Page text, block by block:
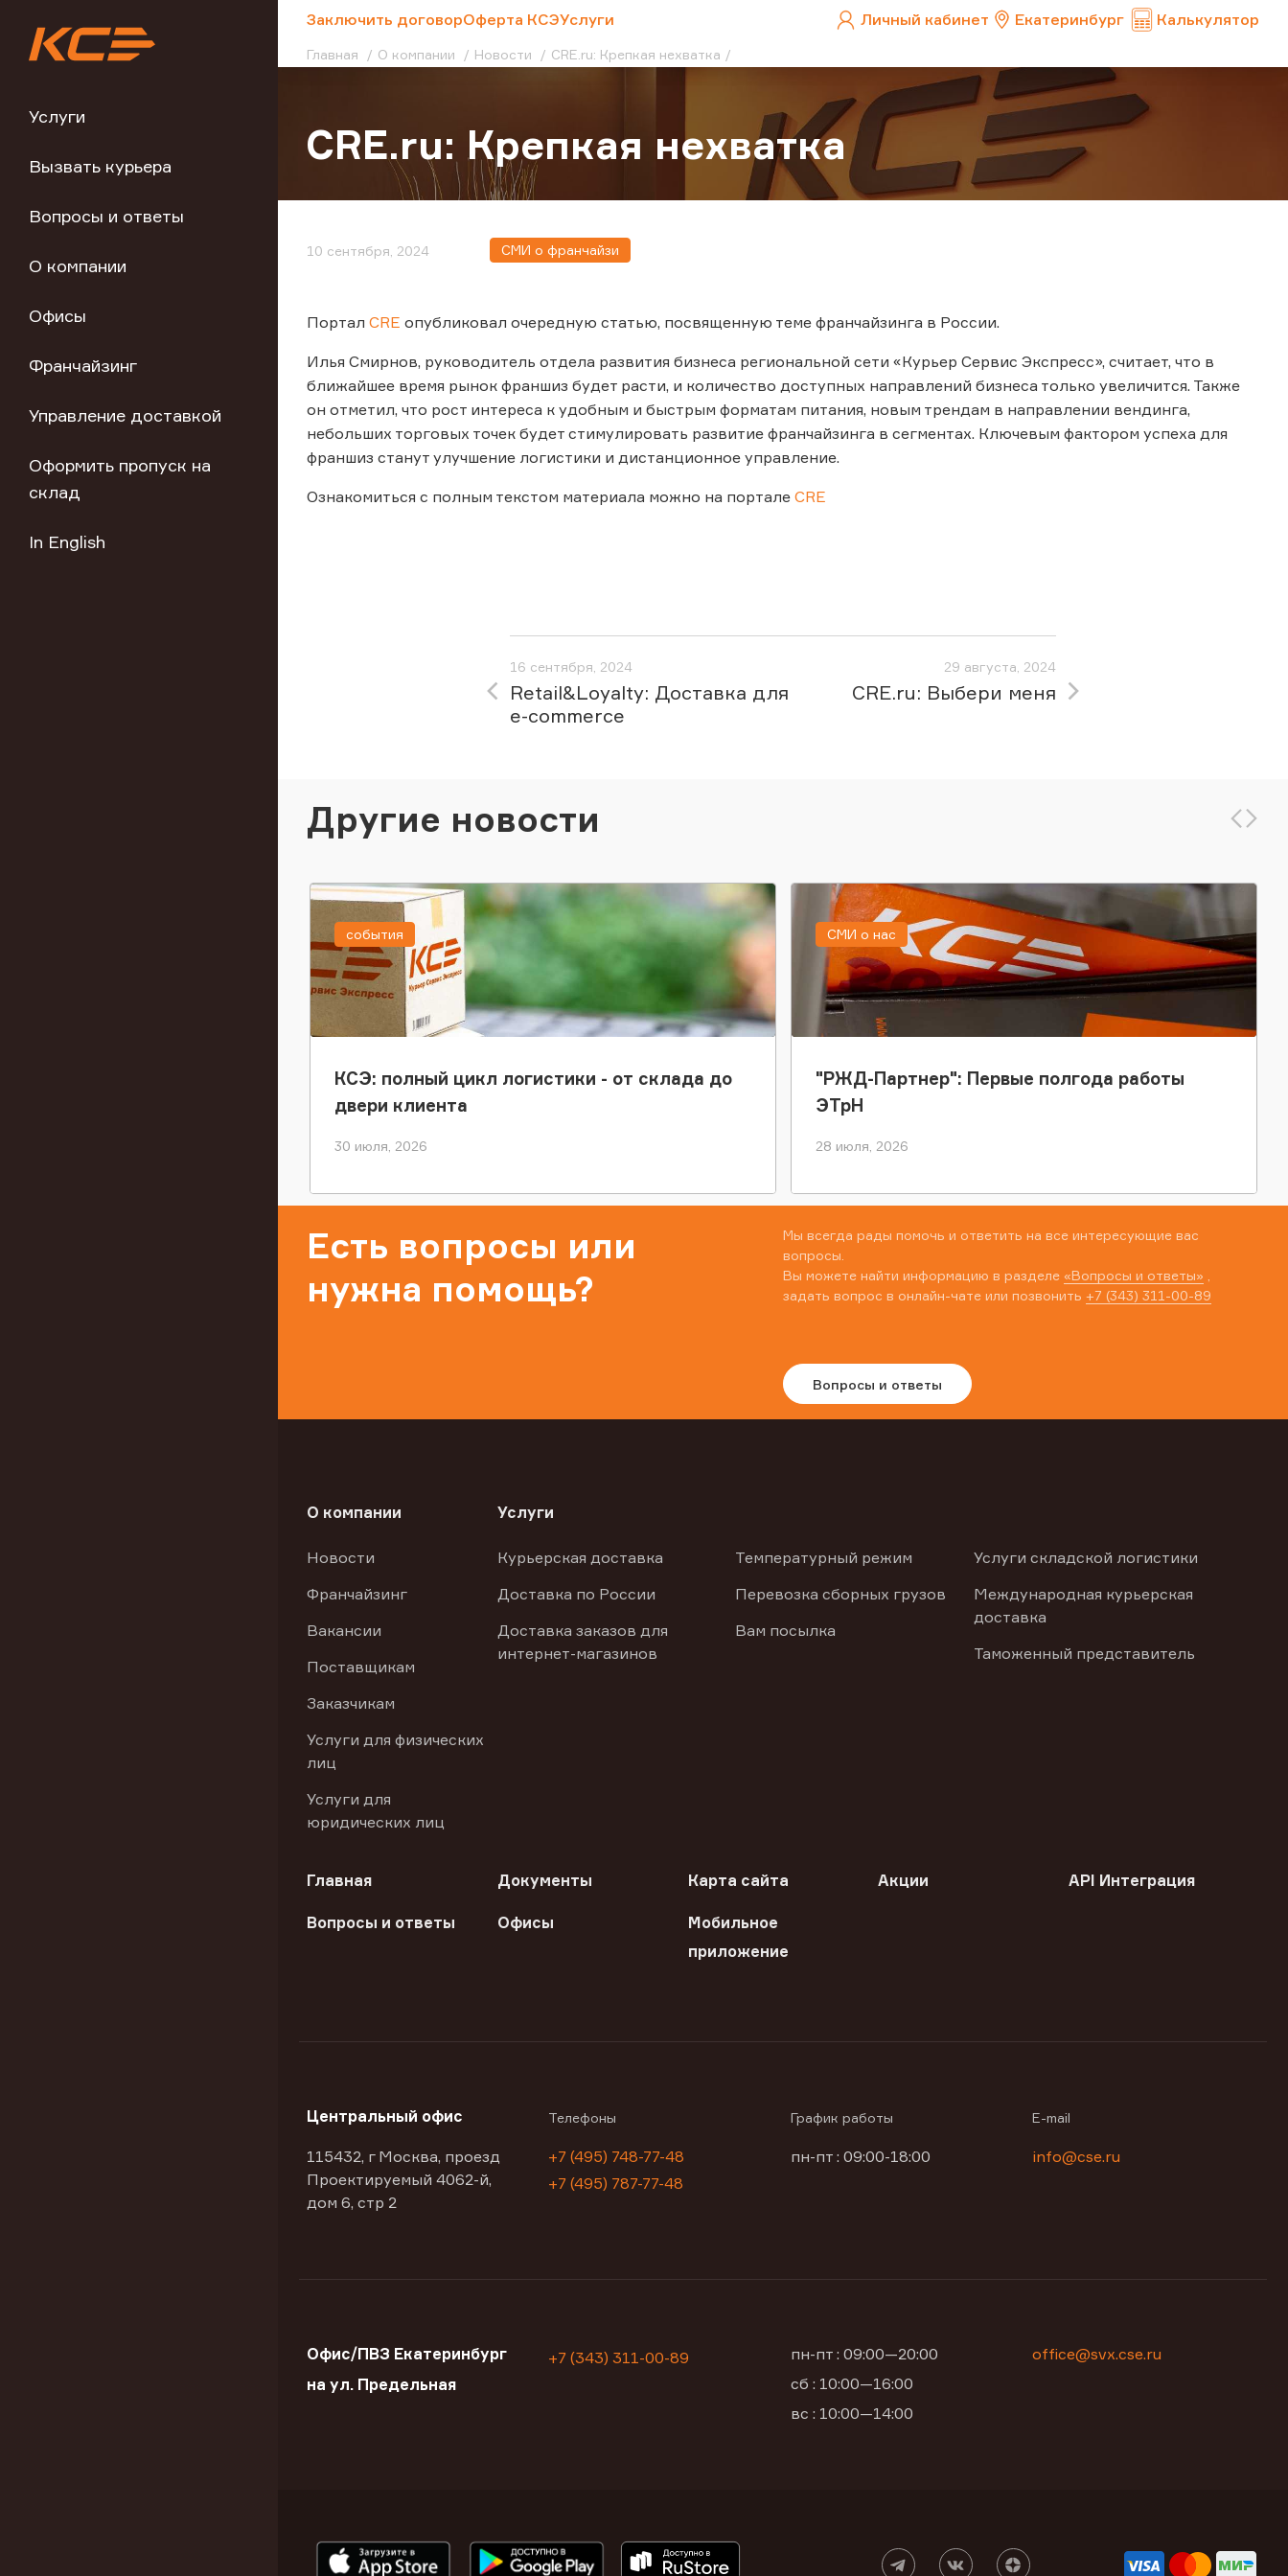
Услуги
Вызвать курьера
Вопросы и ответы
О компании
Офисы
Франчайзинг
Управление доставкой
Оформить пропуск на
склад
In English
Заключить договорОферта КСЭУслуги Личный кабинет Екатеринбург Калькулятор
Главная О компании Новости CRE.ru: Крепкая нехватка
CRE.ru: Крепкая нехватка
10 сентября, 2024 СМИ о франчайзи
Портал CRE опубликовал очередную статью, посвященную теме франчайзинга в России.
Илья Смирнов, руководитель отдела развития бизнеса региональной сети «Курьер Сервис Экспресс», считает, что в
ближайшее время рынок франшиз будет расти, и количество доступных направлений бизнеса только увеличится. Также
он отметил, что рост интереса к удобным и быстрым форматам питания, новым трендам в направлении вендинга,
небольших торговых точек будет стимулировать развитие франчайзинга в сегментах. Ключевым фактором успеха для
франшиз станут улучшение логистики и дистанционное управление.
Ознакомиться с полным текстом материала можно на портале CRE
16 сентября, 2024
Retail&Loyalty: Доставка для
e-сommerce
29 августа, 2024
CRE.ru: Выбери меня
Другие новости
КСЭ: полный цикл логистики - от склада до
двери клиента
30 июля, 2026
события
"РЖД-Партнер": Первые полгода работы
ЭТрН
28 июля, 2026
СМИ о нас
Есть вопросы или
нужна помощь?
Мы всегда рады помочь и ответить на все интересующие вас
вопросы.
Вы можете найти информацию в разделе «Вопросы и ответы»
задать вопрос в онлайн-чате или позвонить +7 (343) 311-00-89
Вопросы и ответы
О компании
Новости
Франчайзинг
Вакансии
Поставщикам
Заказчикам
Услуги для физических
лиц
Услуги для
юридических лиц
Услуги
Курьерская доставка
Доставка по России
Доставка заказов для
интернет-магазинов
Температурный режим
Перевозка сборных грузов
Вам посылка
Услуги складской логистики
Международная курьерская
доставка
Таможенный представитель
Главная Документы Карта сайта Акции API Интеграция
Вопросы и ответы Офисы
Мобильное
приложение
Центральный офис
115432, г Москва, проезд
Проектируемый 4062-й,
дом 6, стр 2
Телефоны
+7 (495) 748-77-48
+7 (495) 787-77-48
График работы
пн-пт : 09:00-18:00
E-mail
info@cse.ru
Офис/ПВЗ Екатеринбург
на ул. Предельная
+7 (343) 311-00-89
пн-пт : 09:00—20:00
сб : 10:00—16:00
вс : 10:00—14:00
office@svx.cse.ru